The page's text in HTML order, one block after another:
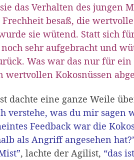
das Verhalten des jungen
besaß, die
sie wütend. Statt sich
noch sehr aufgebracht und
Was war das nur für
wertvollen Kokosnüssen
dachte eine ganze Weile
verstehe, was du mir sagen
Feedback war die
als Angriff angesehen
, lachte der Agilist, “das